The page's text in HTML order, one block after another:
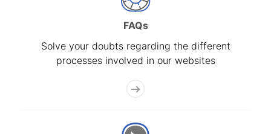
FAQs
Solve your doubts regarding the different
processes involved in our websites